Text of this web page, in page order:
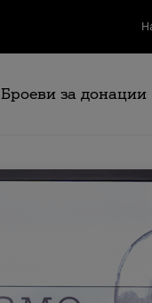
Броеви за донации